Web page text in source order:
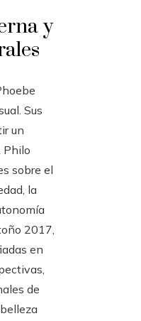
y
Sus
un
Philo
sobre el
la
2017,
en
de